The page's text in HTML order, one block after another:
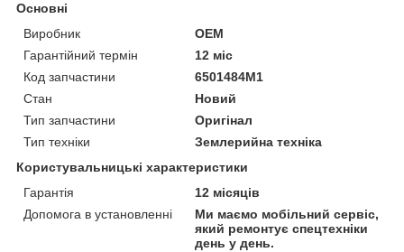
Основні
Виробник
OEM
Гарантійний термін
12 міс
Код запчастини
6501484M1
Стан
Новий
Тип запчастини
Оригінал
Тип техніки
Землерийна техніка
Користувальницькі характеристики
Гарантія
12 місяців
Допомога в установленні
Ми маємо мобільний сервіс,
який ремонтує спецтехніки
день у день.